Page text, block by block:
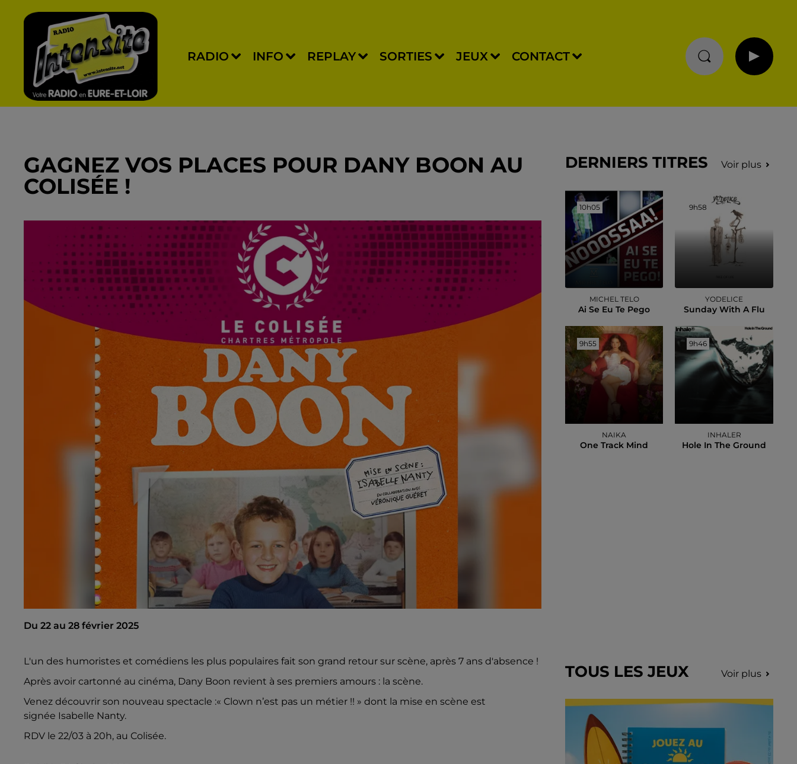
RADIO INFO REPLAY SORTIES JEUX CONTACT
GAGNEZ VOS PLACES POUR DANY BOON AU
COLISÉE !
Du 22 au 28 février 2025
L'un des humoristes et comédiens les plus populaires fait son grand retour sur scène, après 7 ans d'absence !
Après avoir cartonné au cinéma, Dany Boon revient à ses premiers amours : la scène.
Venez découvrir son nouveau spectacle :« Clown n’est pas un métier !! » dont la mise en scène est
signée Isabelle Nanty.
RDV le 22/03 à 20h, au Colisée.
DERNIERS TITRES Voir plus
10h05
10h05
MICHEL TELO
Ai Se Eu Te Pego
9h58
9h58
YODELICE
Sunday With A Flu
9h55
9h55
NAIKA
One Track Mind
9h46
9h46
INHALER
Hole In The Ground
TOUS LES JEUX Voir plus